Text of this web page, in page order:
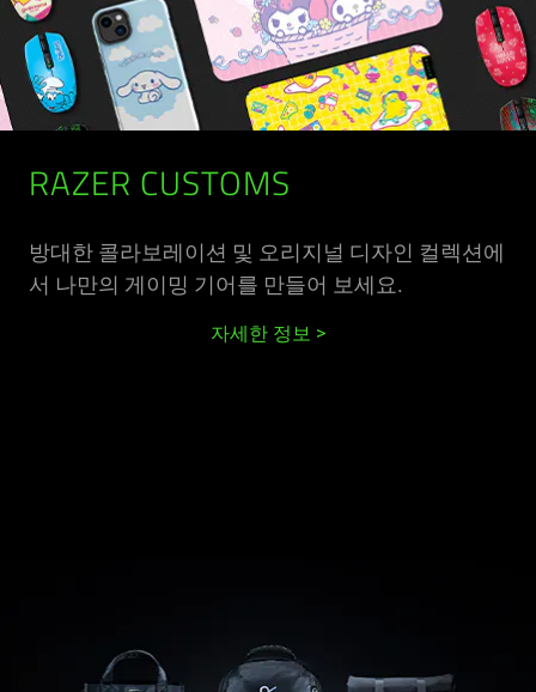
RAZER CUSTOMS
방대한 콜라보레이션 및 오리지널 디자인 컬렉션에
서 나만의 게이밍 기어를 만들어 보세요.
자세한 정보